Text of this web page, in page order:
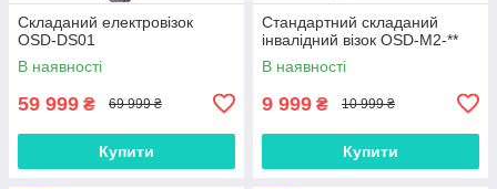
Складаний електровізок
OSD-DS01
В наявності
59 999 ₴ 69 999 ₴
Купити
Стандартний складаний
інвалідний візок OSD-M2-**
В наявності
9 999 ₴ 10 999 ₴
Купити